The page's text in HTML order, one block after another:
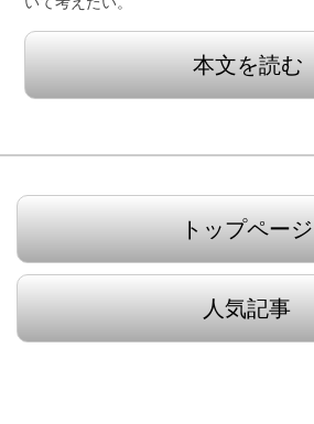
本文を読む
トップページ
人気記事